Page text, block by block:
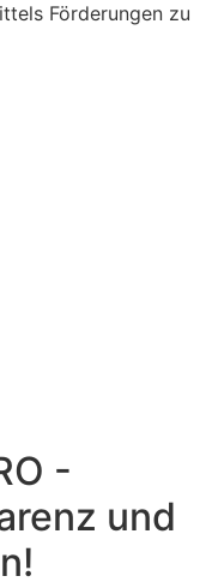
Förderungen zu
-
und